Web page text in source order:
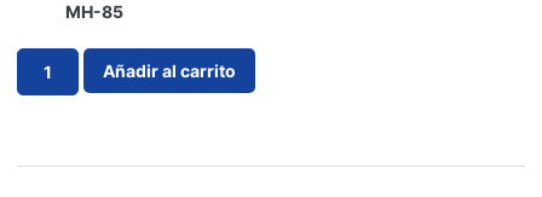
MH-85
Añadir al carrito